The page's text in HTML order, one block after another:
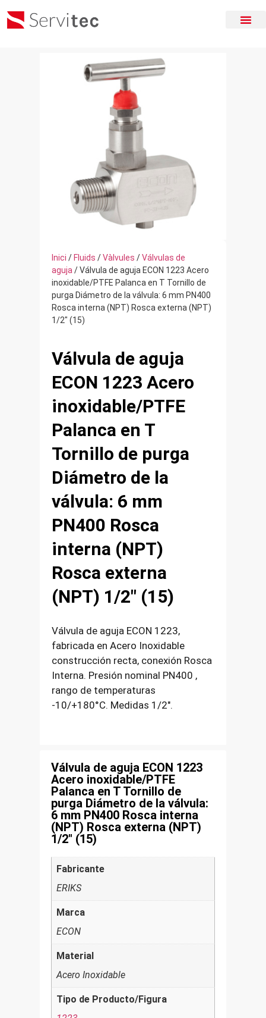
Inici /Fluids /Vàlvules /Válvulas de
aguja / Válvula de aguja ECON 1223 Acero
inoxidable/PTFE Palanca en T Tornillo de
purga Diámetro de la válvula: 6 mm PN400
Rosca interna (NPT) Rosca externa (NPT)
1/2″ (15)
Válvula de aguja
ECON 1223 Acero
inoxidable/PTFE
Palanca en T
Tornillo de purga
Diámetro de la
válvula: 6 mm
PN400 Rosca
interna (NPT)
Rosca externa
(NPT) 1/2″ (15)
Válvula de aguja ECON 1223,
fabricada en Acero Inoxidable
construcción recta, conexión Rosca
Interna. Presión nominal PN400 ,
rango de temperaturas
-10/+180°C. Medidas 1/2″.
Válvula de aguja ECON 1223
Acero inoxidable/PTFE
Palanca en T Tornillo de
purga Diámetro de la válvula:
6 mm PN400 Rosca interna
(NPT) Rosca externa (NPT)
1/2″ (15)
Fabricante
ERIKS
Marca
ECON
Material
Acero Inoxidable
Tipo de Producto/Figura